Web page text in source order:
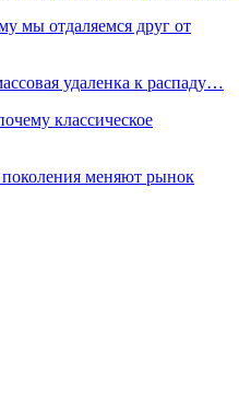
мы отдаляемся друг от
удаленка к распаду…
классическое
меняют рынок